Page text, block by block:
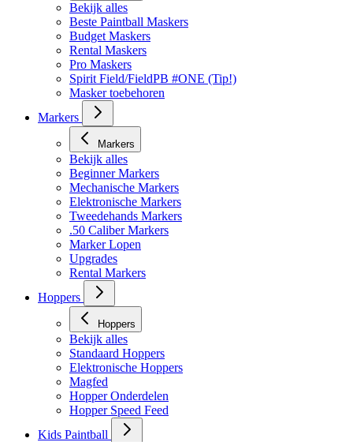
Bekijk alles
Beste Paintball Maskers
Budget Maskers
Rental Maskers
Pro Maskers
Spirit Field/FieldPB #ONE (Tip!)
Masker toebehoren
Markers
Markers
Bekijk alles
Beginner Markers
Mechanische Markers
Elektronische Markers
Tweedehands Markers
.50 Caliber Markers
Marker Lopen
Upgrades
Rental Markers
Hoppers
Hoppers
Bekijk alles
Standaard Hoppers
Elektronische Hoppers
Magfed
Hopper Onderdelen
Hopper Speed Feed
Kids Paintball